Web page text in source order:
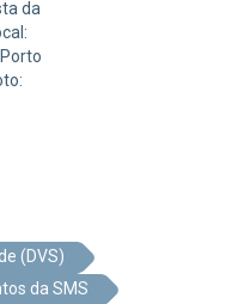
da
(DVS)
da SMS